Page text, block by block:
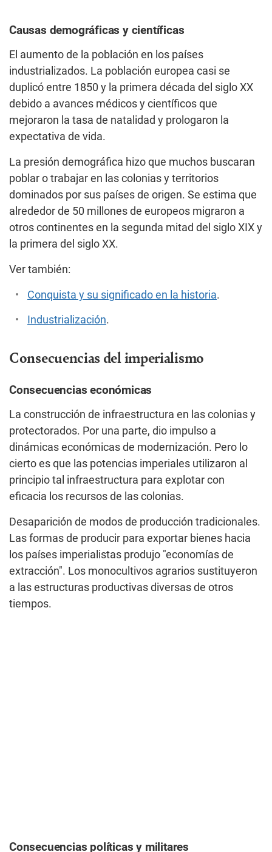
Causas demográficas y científicas
El aumento de la población en los países
industrializados. La población europea casi se
duplicó entre 1850 y la primera década del siglo XX
debido a avances médicos y científicos que
mejoraron la tasa de natalidad y prologaron la
expectativa de vida.
La presión demográfica hizo que muchos buscaran
poblar o trabajar en las colonias y territorios
dominados por sus países de origen. Se estima que
alrededor de 50 millones de europeos migraron a
otros continentes en la segunda mitad del siglo XIX y
la primera del siglo XX.
Ver también:
Conquista y su significado en la historia.
Industrialización.
Consecuencias del imperialismo
Consecuencias económicas
La construcción de infraestructura en las colonias y
protectorados. Por una parte, dio impulso a
dinámicas económicas de modernización. Pero lo
cierto es que las potencias imperiales utilizaron al
principio tal infraestructura para explotar con
eficacia los recursos de las colonias.
Desaparición de modos de producción tradicionales.
Las formas de producir para exportar bienes hacia
los países imperialistas produjo "economías de
extracción". Los monocultivos agrarios sustituyeron
a las estructuras productivas diversas de otros
tiempos.
Consecuencias políticas y militares